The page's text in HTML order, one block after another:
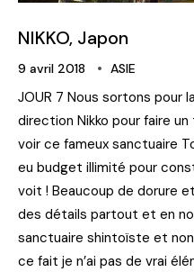
NIKKO, Japon
9 avril 2018 ASIE
JOUR 7 Nous sortons pour
direction Nikko pour faire
voir ce fameux sanctuaire
eu budget illimité pour
voit ! Beaucoup de dorure
des détails partout et en
sanctuaire shintoïste et
ce fait je n’ai pas de vrai